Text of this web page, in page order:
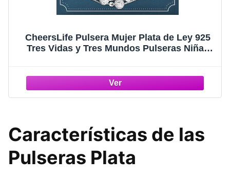
CheersLife Pulsera Mujer Plata de Ley 925
Tres Vidas y Tres Mundos Pulseras Niñas
Mujeres Hija
Características de las
Pulseras Plata